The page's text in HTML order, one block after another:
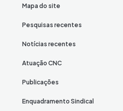
Mapa do site
Pesquisas recentes
Notícias recentes
Atuação CNC
Publicações
Enquadramento Sindical